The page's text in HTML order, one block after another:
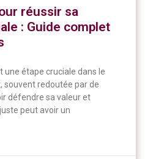
réussir sa
: Guide complet
une étape cruciale dans le
souvent redoutée par de
défendre sa valeur et
peut avoir un